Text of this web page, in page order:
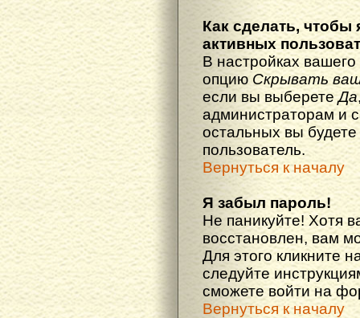
Как сделать, чтобы
активных
В настройках
опцию Скрывать
если вы выберетеДа
администраторам и
остальных вы
пользователь.
Вернуться к началу
Я забыл пароль!
Не паникуйте! Хотя
восстановлен, вам
Для этого кликните
следуйте
сможете войти на
Вернуться к началу